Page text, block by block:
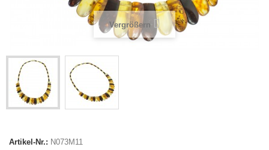
Vergrößern
Artikel-Nr.: N073M11